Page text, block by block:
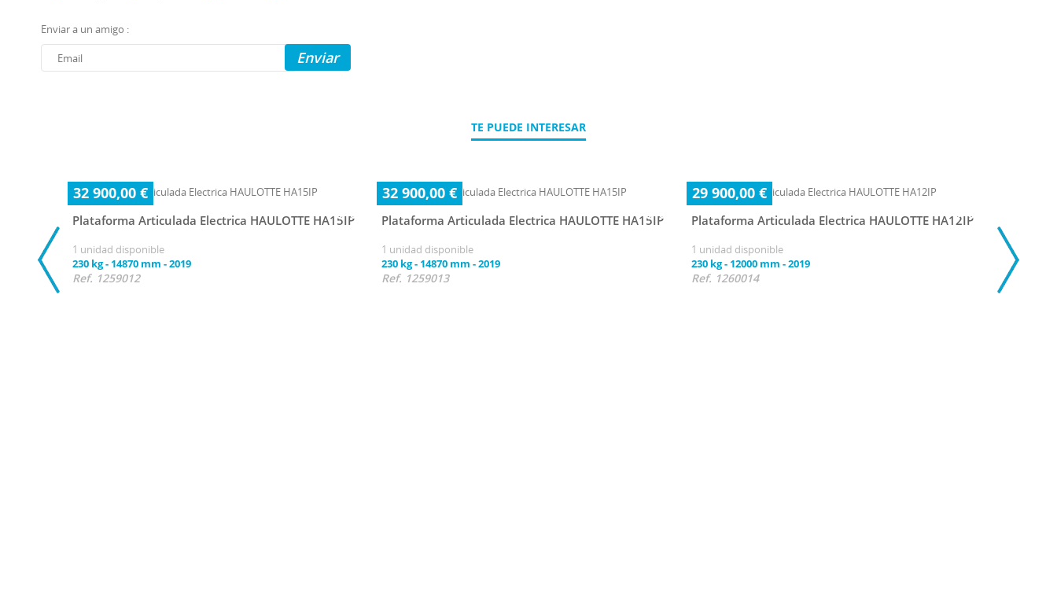
Enviar a un amigo :
Enviar
TE PUEDE INTERESAR
32 900,00 €
Plataforma Articulada Electrica HAULOTTE HA15IP
1 unidad disponible
230 kg- 14870 mm -2019
Ref. 1259012
32 900,00 €
Plataforma Articulada Electrica HAULOTTE HA15IP
1 unidad disponible
230 kg- 14870 mm -2019
Ref. 1259013
29 900,00 €
Plataforma Articulada Electrica HAULOTTE HA12IP
1 unidad disponible
230 kg- 12000 mm -2019
Ref. 1260014